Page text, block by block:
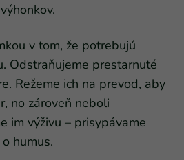
v tom, že potrebujú
Odstraňujeme prestarnuté
Režeme ich na prevod, aby
no zároveň neboli
im výživu – prisypávame
humus.